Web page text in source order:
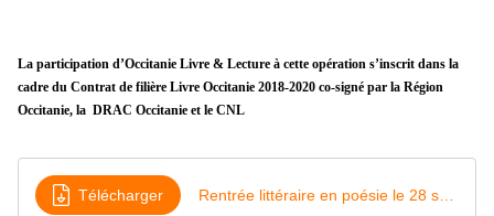
La participation d’Occitanie Livre & Lecture à cette opération s’inscrit dans la
cadre du Contrat de filière Livre Occitanie 2018-2020 co-signé par la Région
Occitanie, la DRAC Occitanie et le CNL
Télécharger